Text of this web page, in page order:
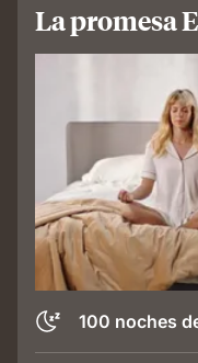
La promesa
100 noches